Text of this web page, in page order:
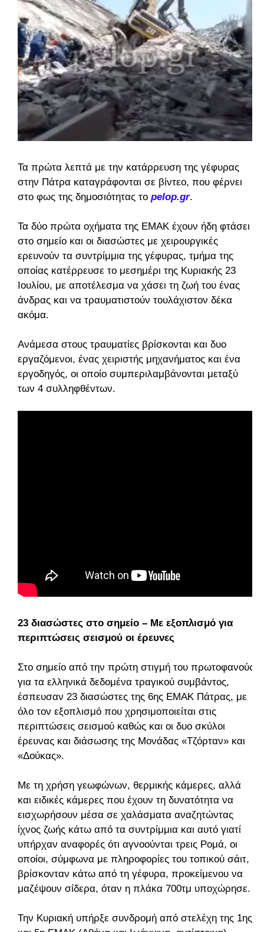
Τα πρώτα λεπτά με την κατάρρευση της γέφυρας
στην Πάτρα καταγράφονται σε βίντεο, που φέρνει
στο φως της δημοσιότητας το pelop.gr.
Τα δύο πρώτα οχήματα της ΕΜΑΚ έχουν ήδη φτάσει
στο σημείο και οι διασώστες με χειρουργικές
ερευνούν τα συντρίμμια της γέφυρας, τμήμα της
οποίας κατέρρευσε το μεσημέρι της Κυριακής 23
Ιουλίου, με αποτέλεσμα να χάσει τη ζωή του ένας
άνδρας και να τραυματιστούν τουλάχιστον δέκα
ακόμα.
Ανάμεσα στους τραυματίες βρίσκονται και δυο
εργαζόμενοι, ένας χειριστής μηχανήματος και ένα
εργοδηγός, οι οποίο συμπεριλαμβάνονται μεταξύ
των 4 συλληφθέντων.
23 διασώστες στο σημείο – Με εξοπλισμό για
περιπτώσεις σεισμού οι έρευνες
Στο σημείο από την πρώτη στιγμή του πρωτοφανούς
για τα ελληνικά δεδομένα τραγικού συμβάντος,
έσπευσαν 23 διασώστες της 6ης ΕΜΑΚ Πάτρας, με
όλο τον εξοπλισμό που χρησιμοποιείται στις
περιπτώσεις σεισμού καθώς και οι δυο σκύλοι
έρευνας και διάσωσης της Μονάδας «Τζόρταν» και
«Δούκας».
Με τη χρήση γεωφώνων, θερμικής κάμερες, αλλά
και ειδικές κάμερες που έχουν τη δυνατότητα να
εισχωρήσουν μέσα σε χαλάσματα αναζητώντας
ίχνος ζωής κάτω από τα συντρίμμια και αυτό γιατί
υπήρχαν αναφορές ότι αγνοούνται τρεις Ρομά, οι
οποίοι, σύμφωνα με πληροφορίες του τοπικού σάιτ,
βρίσκονταν κάτω από τη γέφυρα, προκείμενου να
μαζέψουν σίδερα, όταν η πλάκα 700τμ υποχώρησε.
Την Κυριακή υπήρξε συνδρομή από στελέχη της 1ης